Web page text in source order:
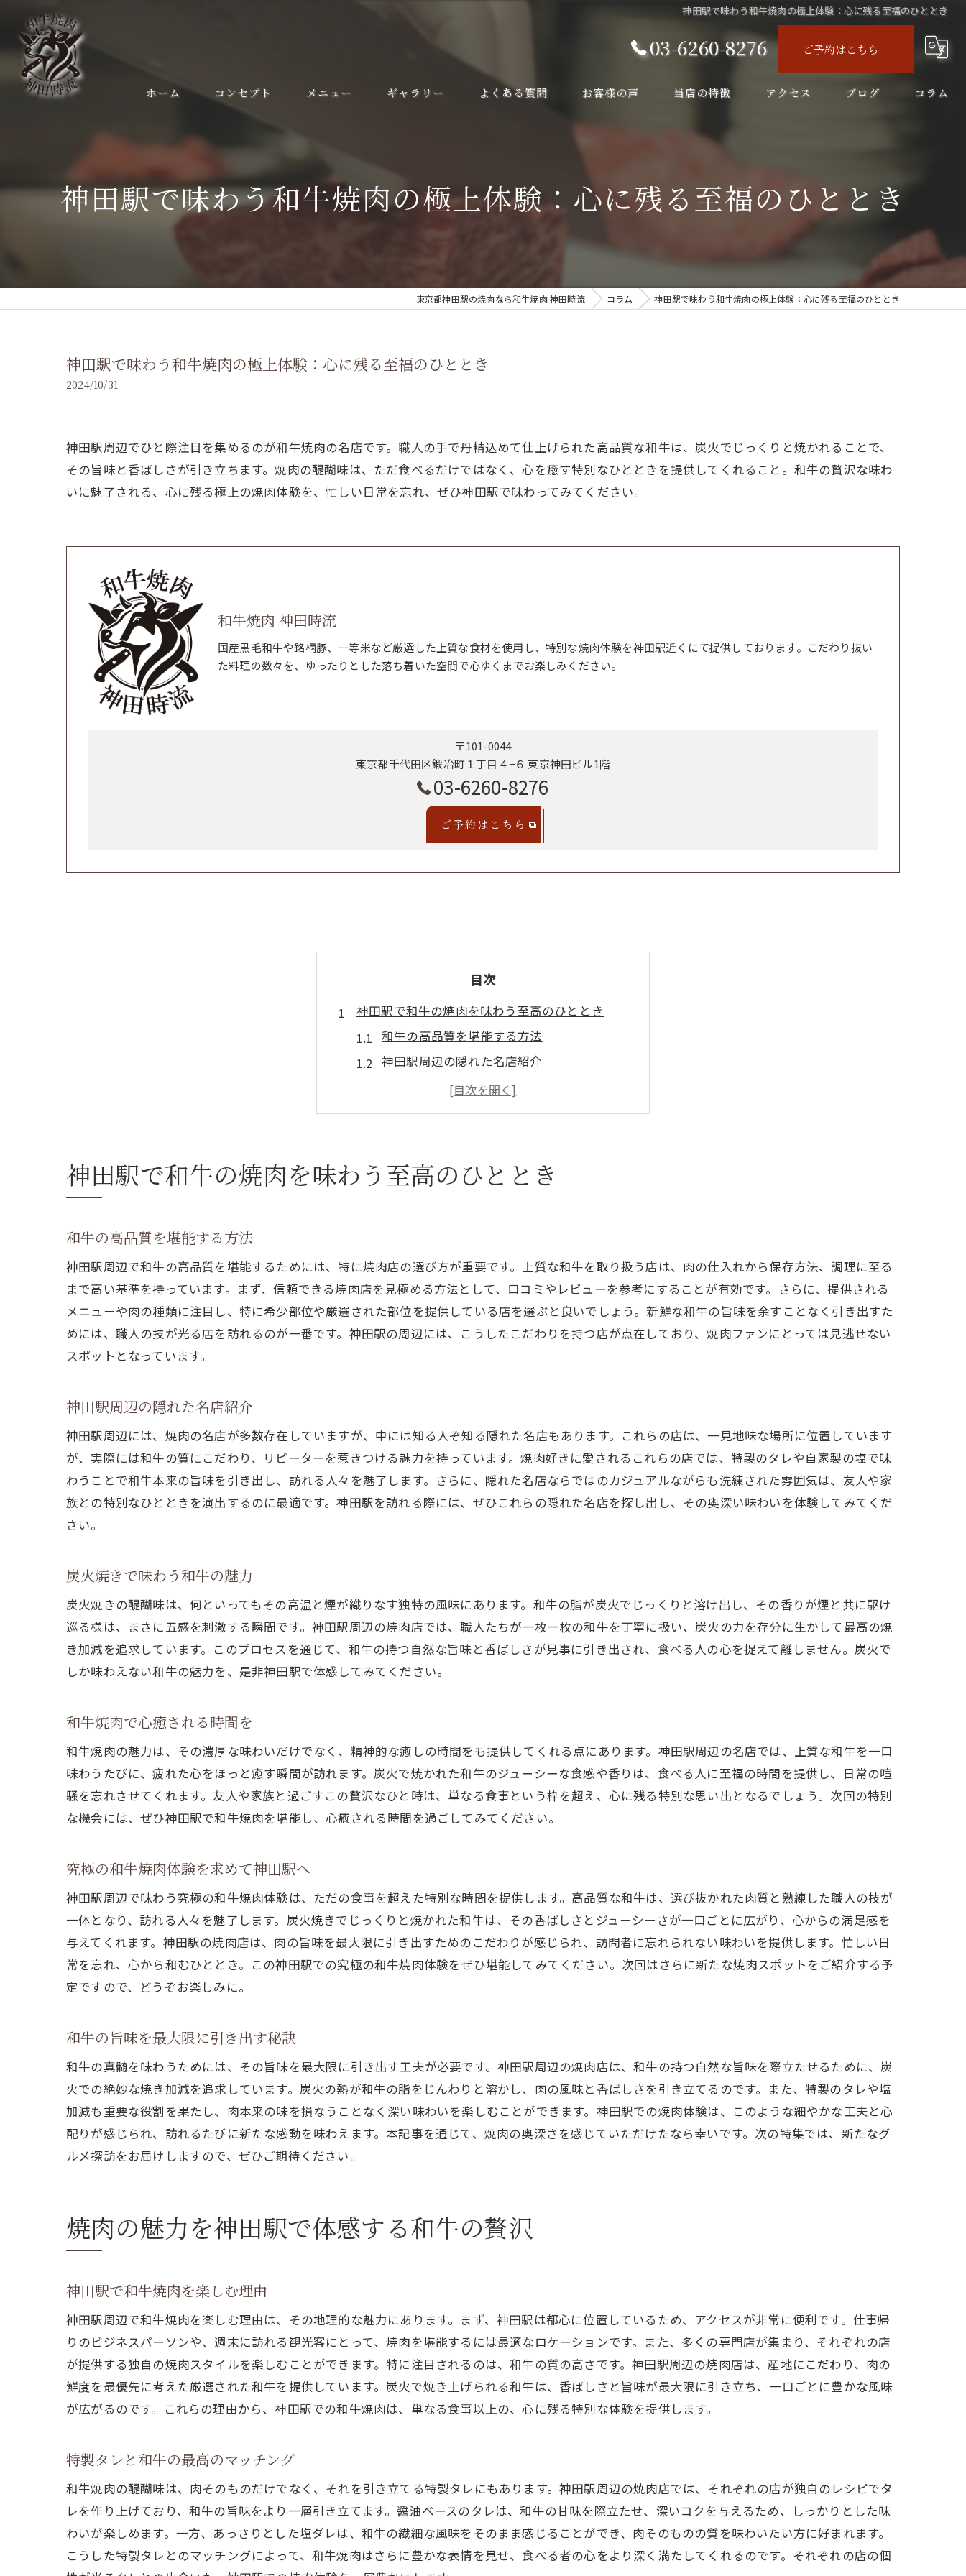
神田駅で味わう和牛焼肉の極上体験：心に残る至福のひととき
03-6260-8276 ご予約はこちら
ホーム コンセプト メニュー ギャラリー よくある質問 お客様の声 当店の特徴
ディナー
飲み会
アクセス ブログ コラム
神田駅で味わう和牛焼肉の極上体験：心に残る至福のひととき
東京都神田駅の焼肉なら和牛焼肉 神田時流 コラム 神田駅で味わう和牛焼肉の極上体験：心に残る至福のひととき
神田駅で味わう和牛焼肉の極上体験：心に残る至福のひととき
2024/10/31
神田駅周辺でひと際注目を集めるのが和牛焼肉の名店です。職人の手で丹精込めて仕上げられた高品質な和牛は、炭火でじっくりと焼かれることで、
その旨味と香ばしさが引き立ちます。焼肉の醍醐味は、ただ食べるだけではなく、心を癒す特別なひとときを提供してくれること。和牛の贅沢な味わ
いに魅了される、心に残る極上の焼肉体験を、忙しい日常を忘れ、ぜひ神田駅で味わってみてください。
和牛焼肉 神田時流
国産黒毛和牛や銘柄豚、一等米など厳選した上質な食材を使用し、特別な焼肉体験を神田駅近くにて提供しております。こだわり抜い
た料理の数々を、ゆったりとした落ち着いた空間で心ゆくまでお楽しみください。
〒101-0044
東京都千代田区鍛冶町１丁目４−６ 東京神田ビル1階
03-6260-8276
ご予約はこちら
目次
神田駅で和牛の焼肉を味わう至高のひととき
和牛の高品質を堪能する方法
神田駅周辺の隠れた名店紹介
炭火焼きで味わう和牛の魅力
和牛焼肉で心癒される時間を
和牛の旨味を最大限に引き出す秘訣
焼肉の魅力を神田駅で体感する和牛の贅沢
焼肉好きが集う神田駅の名店
和牛の奥深い味わいを探る
贅沢な和牛体験を味わうためのヒント
和牛焼肉を存分に楽しむためのポイント
特別な夜を演出する和牛の魅力
和牛焼肉がもたらす至福の瞬間
焼肉の香りと共に過ごす贅沢な時間
神田駅の夜を彩る和牛の香り
神田駅で味わう和牛の特別な魅力
和牛の質を堪能できる至高のひととき
和牛焼肉で感じる究極の満足感
神田駅の焼肉店での特別な体験
和牛焼肉で心に残る思い出を作る
印象に残る和牛の味わい方
和牛焼肉の芳醇な香りが広がる神田駅の名店
芳醇な香りが広がる和牛焼肉の魅力
神田駅の名店による和牛の極上体験
和牛焼肉の香りを引き立てる技法
神田駅で味わう和牛焼肉の深い旨味と至福
和牛焼肉の深い旨味を味わう方法
至福のひとときを堪能するために
神田駅で感じる和牛の深い魅力
神田駅の焼肉店で得る深い満足感
和牛の焼肉が奏でる神田駅の特別な時間
特別な時間を演出する和牛の魅力
和牛焼肉が作る神田駅の特別なひととき
和牛焼肉で過ごす特別な時間を楽しむ
神田駅の特別な時間と和牛の調和
神田駅で和牛の焼肉を味わう至高のひととき
和牛の高品質を堪能する方法
神田駅周辺で和牛の高品質を堪能するためには、特に焼肉店の選び方が重要です。上質な和牛を取り扱う店は、肉の仕入れから保存方法、調理に至る
まで高い基準を持っています。まず、信頼できる焼肉店を見極める方法として、口コミやレビューを参考にすることが有効です。さらに、提供される
メニューや肉の種類に注目し、特に希少部位や厳選された部位を提供している店を選ぶと良いでしょう。新鮮な和牛の旨味を余すことなく引き出すた
めには、職人の技が光る店を訪れるのが一番です。神田駅の周辺には、こうしたこだわりを持つ店が点在しており、焼肉ファンにとっては見逃せない
スポットとなっています。
神田駅周辺の隠れた名店紹介
神田駅周辺には、焼肉の名店が多数存在していますが、中には知る人ぞ知る隠れた名店もあります。これらの店は、一見地味な場所に位置しています
が、実際には和牛の質にこだわり、リピーターを惹きつける魅力を持っています。焼肉好きに愛されるこれらの店では、特製のタレや自家製の塩で味
わうことで和牛本来の旨味を引き出し、訪れる人々を魅了します。さらに、隠れた名店ならではのカジュアルながらも洗練された雰囲気は、友人や家
族との特別なひとときを演出するのに最適です。神田駅を訪れる際には、ぜひこれらの隠れた名店を探し出し、その奥深い味わいを体験してみてくだ
さい。
炭火焼きで味わう和牛の魅力
炭火焼きの醍醐味は、何といってもその高温と煙が織りなす独特の風味にあります。和牛の脂が炭火でじっくりと溶け出し、その香りが煙と共に駆け
巡る様は、まさに五感を刺激する瞬間です。神田駅周辺の焼肉店では、職人たちが一枚一枚の和牛を丁寧に扱い、炭火の力を存分に生かして最高の焼
き加減を追求しています。このプロセスを通じて、和牛の持つ自然な旨味と香ばしさが見事に引き出され、食べる人の心を捉えて離しません。炭火で
しか味わえない和牛の魅力を、是非神田駅で体感してみてください。
和牛焼肉で心癒される時間を
和牛焼肉の魅力は、その濃厚な味わいだけでなく、精神的な癒しの時間をも提供してくれる点にあります。神田駅周辺の名店では、上質な和牛を一口
味わうたびに、疲れた心をほっと癒す瞬間が訪れます。炭火で焼かれた和牛のジューシーな食感や香りは、食べる人に至福の時間を提供し、日常の喧
騒を忘れさせてくれます。友人や家族と過ごすこの贅沢なひと時は、単なる食事という枠を超え、心に残る特別な思い出となるでしょう。次回の特別
な機会には、ぜひ神田駅で和牛焼肉を堪能し、心癒される時間を過ごしてみてください。
究極の和牛焼肉体験を求めて神田駅へ
神田駅周辺で味わう究極の和牛焼肉体験は、ただの食事を超えた特別な時間を提供します。高品質な和牛は、選び抜かれた肉質と熟練した職人の技が
一体となり、訪れる人々を魅了します。炭火焼きでじっくりと焼かれた和牛は、その香ばしさとジューシーさが一口ごとに広がり、心からの満足感を
与えてくれます。神田駅の焼肉店は、肉の旨味を最大限に引き出すためのこだわりが感じられ、訪問者に忘れられない味わいを提供します。忙しい日
常を忘れ、心から和むひととき。この神田駅での究極の和牛焼肉体験をぜひ堪能してみてください。次回はさらに新たな焼肉スポットをご紹介する予
定ですので、どうぞお楽しみに。
和牛の旨味を最大限に引き出す秘訣
和牛の真髄を味わうためには、その旨味を最大限に引き出す工夫が必要です。神田駅周辺の焼肉店は、和牛の持つ自然な旨味を際立たせるために、炭
火での絶妙な焼き加減を追求しています。炭火の熱が和牛の脂をじんわりと溶かし、肉の風味と香ばしさを引き立てるのです。また、特製のタレや塩
加減も重要な役割を果たし、肉本来の味を損なうことなく深い味わいを楽しむことができます。神田駅での焼肉体験は、このような細やかな工夫と心
配りが感じられ、訪れるたびに新たな感動を味わえます。本記事を通じて、焼肉の奥深さを感じていただけたなら幸いです。次の特集では、新たなグ
ルメ探訪をお届けしますので、ぜひご期待ください。
焼肉の魅力を神田駅で体感する和牛の贅沢
神田駅で和牛焼肉を楽しむ理由
神田駅周辺で和牛焼肉を楽しむ理由は、その地理的な魅力にあります。まず、神田駅は都心に位置しているため、アクセスが非常に便利です。仕事帰
りのビジネスパーソンや、週末に訪れる観光客にとって、焼肉を堪能するには最適なロケーションです。また、多くの専門店が集まり、それぞれの店
が提供する独自の焼肉スタイルを楽しむことができます。特に注目されるのは、和牛の質の高さです。神田駅周辺の焼肉店は、産地にこだわり、肉の
鮮度を最優先に考えた厳選された和牛を提供しています。炭火で焼き上げられる和牛は、香ばしさと旨味が最大限に引き立ち、一口ごとに豊かな風味
が広がるのです。これらの理由から、神田駅での和牛焼肉は、単なる食事以上の、心に残る特別な体験を提供します。
特製タレと和牛の最高のマッチング
和牛焼肉の醍醐味は、肉そのものだけでなく、それを引き立てる特製タレにもあります。神田駅周辺の焼肉店では、それぞれの店が独自のレシピでタ
レを作り上げており、和牛の旨味をより一層引き立てます。醤油ベースのタレは、和牛の甘味を際立たせ、深いコクを与えるため、しっかりとした味
わいが楽しめます。一方、あっさりとした塩ダレは、和牛の繊細な風味をそのまま感じることができ、肉そのものの質を味わいたい方に好まれます。
こうした特製タレとのマッチングによって、和牛焼肉はさらに豊かな表情を見せ、食べる者の心をより深く満たしてくれるのです。それぞれの店の個